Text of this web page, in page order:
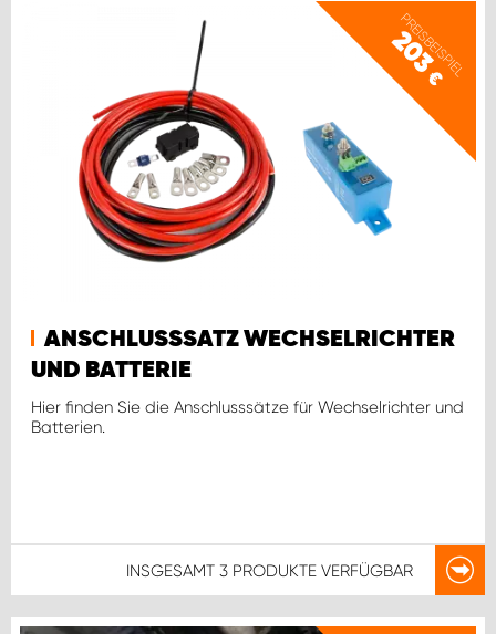
PREISBEISPIEL
203
€
ANSCHLUSSSATZ WECHSELRICHTER
UND BATTERIE
Hier finden Sie die Anschlusssätze für Wechselrichter und
Batterien.
INSGESAMT 3 PRODUKTE VERFÜGBAR